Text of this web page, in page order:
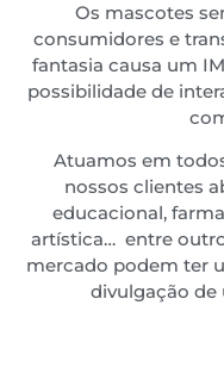
Os mascotes
consumidores e
fantasia causa um
possibilidade de
Atuamos em
nossos clientes
educacional,
artística… entre
mercado podem ter
divulgação